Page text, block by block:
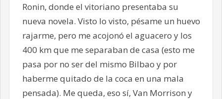
Ronin, donde el vitoriano presentaba su
nueva novela. Visto lo visto, pésame un huevo
rajarme, pero me acojonó el aguacero y los
400 km que me separaban de casa (esto me
pasa por no ser del mismo Bilbao y por
haberme quitado de la coca en una mala
pensada). Me queda, eso sí, Van Morrison y